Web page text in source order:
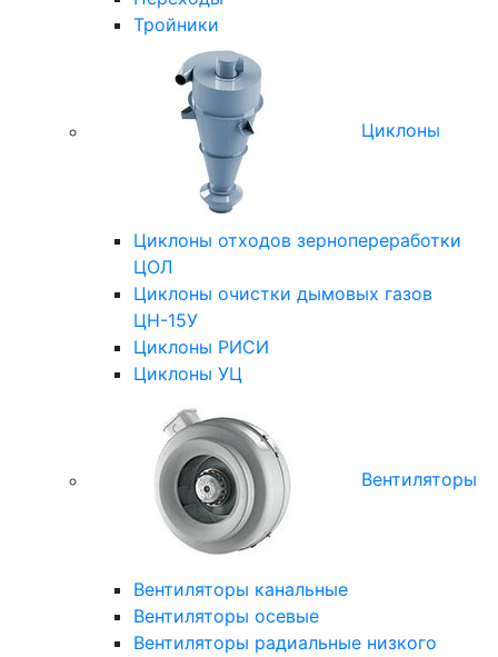
Тройники
Циклоны
Циклоны отходов зернопереработки
ЦОЛ
Циклоны очистки дымовых газов
ЦН-15У
Циклоны РИСИ
Циклоны УЦ
Вентиляторы
Вентиляторы канальные
Вентиляторы осевые
Вентиляторы радиальные низкого